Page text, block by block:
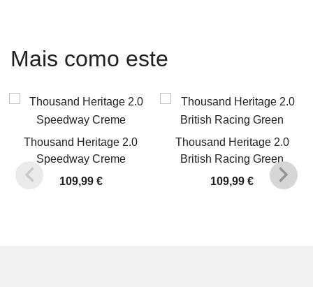
Mais como este
Thousand Heritage 2.0
Speedway Creme
109,99 €
Thousand Heritage 2.0
British Racing Green
109,99€